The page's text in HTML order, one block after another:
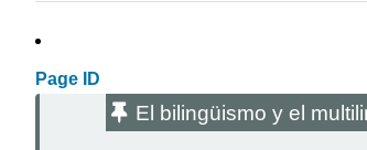
Page ID
El bilingüismo y el